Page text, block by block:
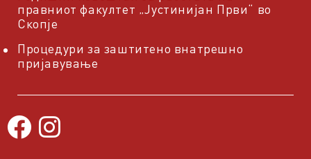
правниот факултет „Јустинијан Први“ во
Скопје
Процедури за заштитено внатрешно
пријавување